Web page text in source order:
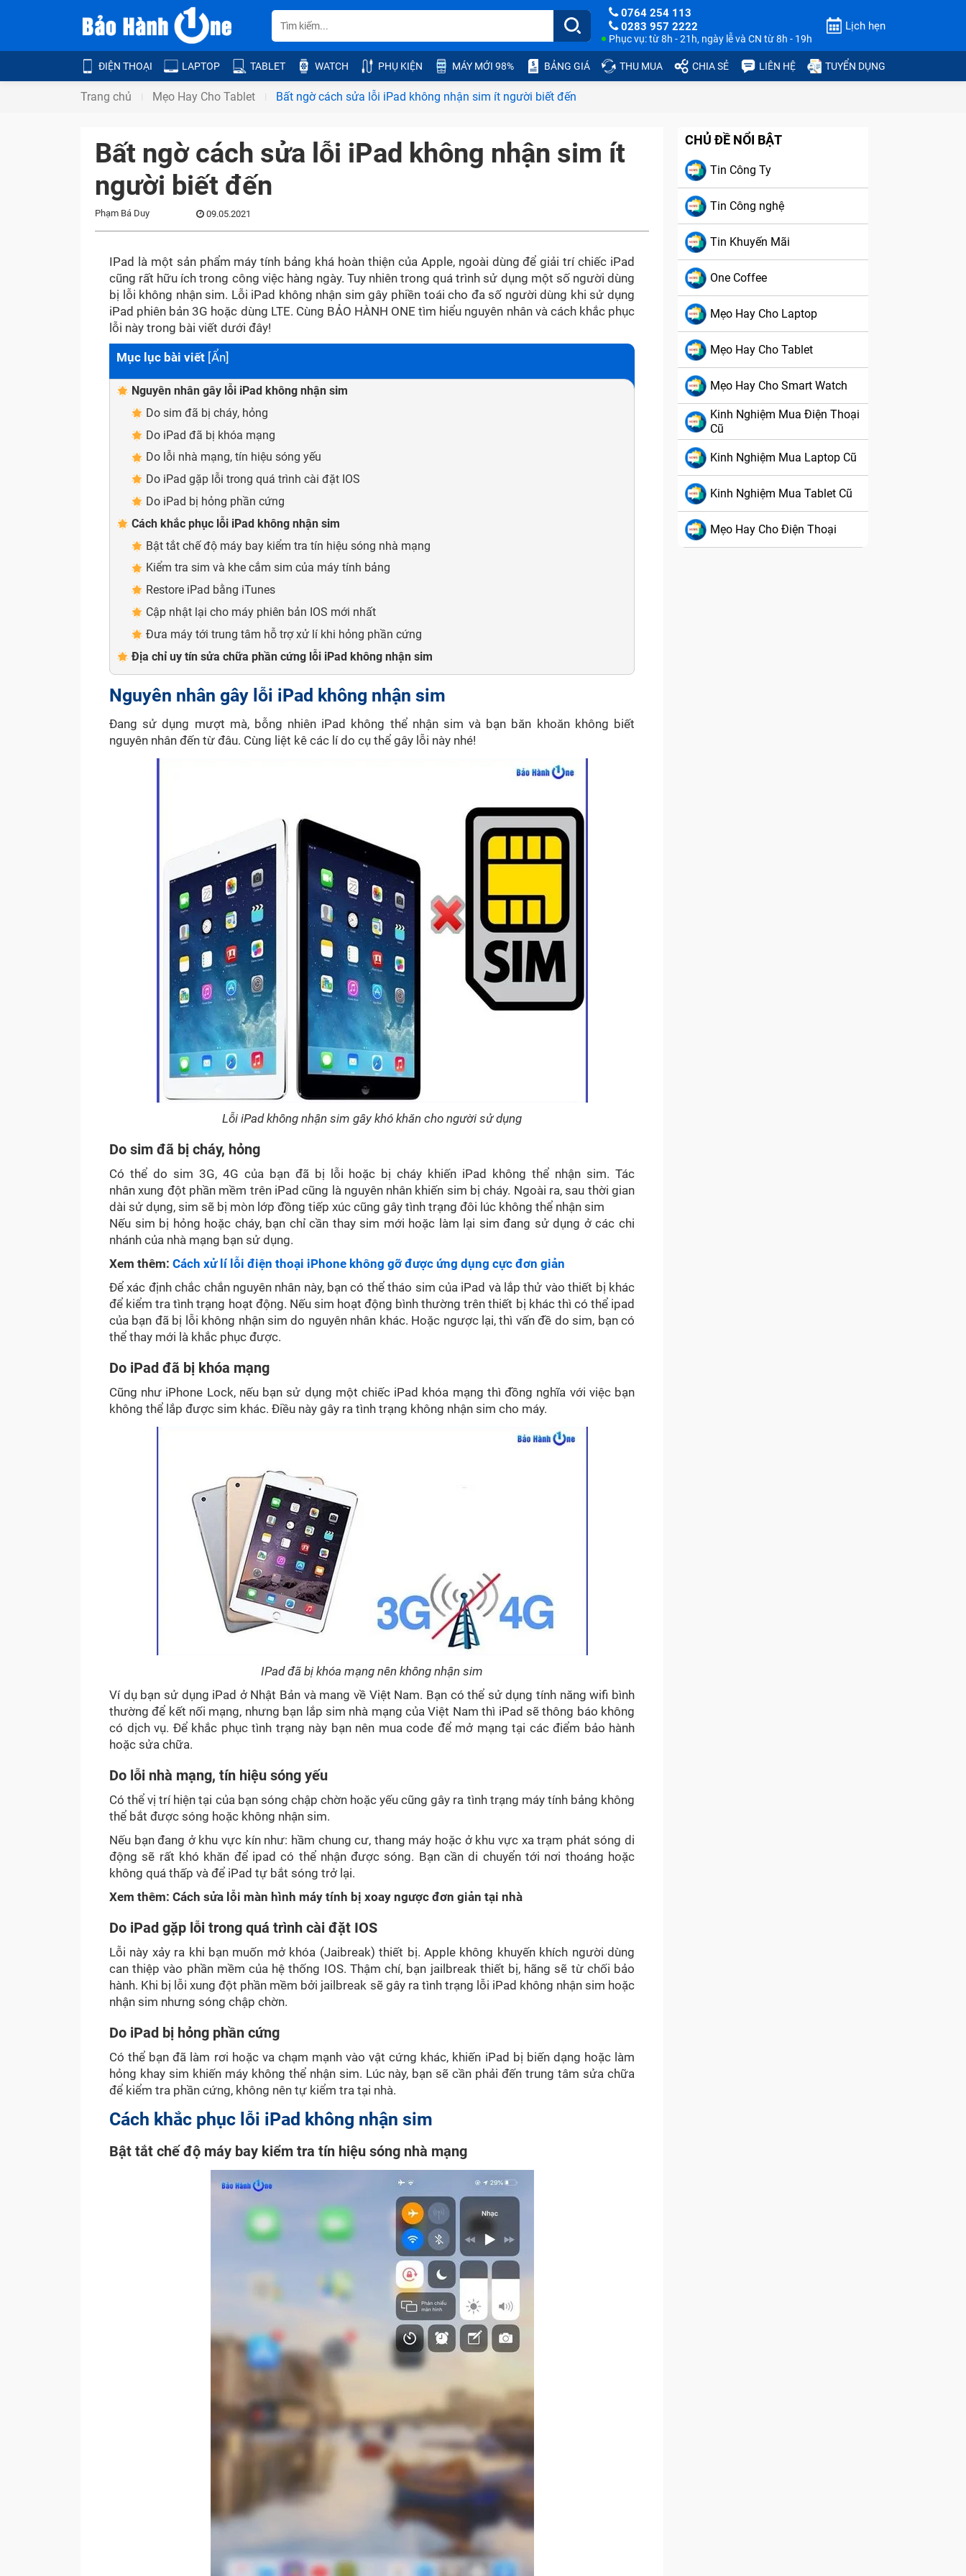
0764 254 113
0283 957 2222
Phục vụ: từ 8h - 21h, ngày lễ và CN từ 8h - 19h
Lịch hẹn
ĐIỆN THOẠI LAPTOP TABLET WATCH PHỤ KIỆN MÁY MỚI 98% BẢNG GIÁ THU MUA CHIA SẺ LIÊN HỆ TUYỂN DỤNG
Trang chủ Mẹo Hay Cho Tablet Bất ngờ cách sửa lỗi iPad không nhận sim ít người biết đến
Bất ngờ cách sửa lỗi iPad không nhận sim ít
người biết đến
Phạm Bá Duy 09.05.2021
IPad là một sản phẩm máy tính bảng khá hoàn thiện của Apple, ngoài dùng để giải trí chiếc iPad
cũng rất hữu ích trong công việc hàng ngày. Tuy nhiên trong quá trình sử dụng một số người dùng
bị lỗi không nhận sim. Lỗi iPad không nhận sim gây phiền toái cho đa số người dùng khi sử dụng
iPad phiên bản 3G hoặc dùng LTE. Cùng BẢO HÀNH ONE tìm hiểu nguyên nhân và cách khắc phục
lỗi này trong bài viết dưới đây!
Mục lục bài viết [Ẩn]
Nguyên nhân gây lỗi iPad không nhận sim
Do sim đã bị cháy, hỏng
Do iPad đã bị khóa mạng
Do lỗi nhà mạng, tín hiệu sóng yếu
Do iPad gặp lỗi trong quá trình cài đặt IOS
Do iPad bị hỏng phần cứng
Cách khắc phục lỗi iPad không nhận sim
Bật tắt chế độ máy bay kiểm tra tín hiệu sóng nhà mạng
Kiểm tra sim và khe cắm sim của máy tính bảng
Restore iPad bằng iTunes
Cập nhật lại cho máy phiên bản IOS mới nhất
Đưa máy tới trung tâm hỗ trợ xử lí khi hỏng phần cứng
Địa chỉ uy tín sửa chữa phần cứng lỗi iPad không nhận sim
Nguyên nhân gây lỗi iPad không nhận sim
Đang sử dụng mượt mà, bỗng nhiên iPad không thể nhận sim và bạn băn khoăn không biết
nguyên nhân đến từ đâu. Cùng liệt kê các lí do cụ thể gây lỗi này nhé!
Lỗi iPad không nhận sim gây khó khăn cho người sử dụng
Do sim đã bị cháy, hỏng
Có thể do sim 3G, 4G của bạn đã bị lỗi hoặc bị cháy khiến iPad không thể nhận sim. Tác
nhân xung đột phần mềm trên iPad cũng là nguyên nhân khiến sim bị cháy. Ngoài ra, sau thời gian
dài sử dụng, sim sẽ bị mòn lớp đồng tiếp xúc cũng gây tình trạng đôi lúc không thể nhận sim
Nếu sim bị hỏng hoặc cháy, bạn chỉ cần thay sim mới hoặc làm lại sim đang sử dụng ở các chi
nhánh của nhà mạng bạn sử dụng.
Xem thêm: Cách xử lí lỗi điện thoại iPhone không gỡ được ứng dụng cực đơn giản
Để xác định chắc chắn nguyên nhân này, bạn có thể tháo sim của iPad và lắp thử vào thiết bị khác
để kiểm tra tình trạng hoạt động. Nếu sim hoạt động bình thường trên thiết bị khác thì có thể ipad
của bạn đã bị lỗi không nhận sim do nguyên nhân khác. Hoặc ngược lại, thì vấn đề do sim, bạn có
thể thay mới là khắc phục được.
Do iPad đã bị khóa mạng
Cũng như iPhone Lock, nếu bạn sử dụng một chiếc iPad khóa mạng thì đồng nghĩa với việc bạn
không thể lắp được sim khác. Điều này gây ra tình trạng không nhận sim cho máy.
IPad đã bị khóa mạng nên không nhận sim
Ví dụ bạn sử dụng iPad ở Nhật Bản và mang về Việt Nam. Bạn có thể sử dụng tính năng wifi bình
thường để kết nối mạng, nhưng bạn lắp sim nhà mạng của Việt Nam thì iPad sẽ thông báo không
có dịch vụ. Để khắc phục tình trạng này bạn nên mua code để mở mạng tại các điểm bảo hành
hoặc sửa chữa.
Do lỗi nhà mạng, tín hiệu sóng yếu
Có thể vị trí hiện tại của bạn sóng chập chờn hoặc yếu cũng gây ra tình trạng máy tính bảng không
thể bắt được sóng hoặc không nhận sim.
Nếu bạn đang ở khu vực kín như: hầm chung cư, thang máy hoặc ở khu vực xa trạm phát sóng di
động sẽ rất khó khăn để ipad có thể nhận được sóng. Bạn cần di chuyển tới nơi thoáng hoặc
không quá thấp và để iPad tự bắt sóng trở lại.
Xem thêm: Cách sửa lỗi màn hình máy tính bị xoay ngược đơn giản tại nhà
Do iPad gặp lỗi trong quá trình cài đặt IOS
Lỗi này xảy ra khi bạn muốn mở khóa (Jaibreak) thiết bị. Apple không khuyến khích người dùng
can thiệp vào phần mềm của hệ thống IOS. Thậm chí, bạn jailbreak thiết bị, hãng sẽ từ chối bảo
hành. Khi bị lỗi xung đột phần mềm bởi jailbreak sẽ gây ra tình trạng lỗi iPad không nhận sim hoặc
nhận sim nhưng sóng chập chờn.
Do iPad bị hỏng phần cứng
Có thể bạn đã làm rơi hoặc va chạm mạnh vào vật cứng khác, khiến iPad bị biến dạng hoặc làm
hỏng khay sim khiến máy không thể nhận sim. Lúc này, bạn sẽ cần phải đến trung tâm sửa chữa
để kiểm tra phần cứng, không nên tự kiểm tra tại nhà.
Cách khắc phục lỗi iPad không nhận sim
Bật tắt chế độ máy bay kiểm tra tín hiệu sóng nhà mạng
CHỦ ĐỀ NỔI BẬT
Tin Công Ty
Tin Công nghệ
Tin Khuyến Mãi
One Coffee
Mẹo Hay Cho Laptop
Mẹo Hay Cho Tablet
Mẹo Hay Cho Smart Watch
Kinh Nghiệm Mua Điện Thoại
Cũ
Kinh Nghiệm Mua Laptop Cũ
Kinh Nghiệm Mua Tablet Cũ
Mẹo Hay Cho Điện Thoại